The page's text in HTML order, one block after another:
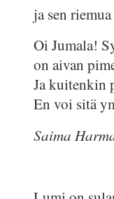
ja sen
Oi Jumala!
on aivan
Ja kuitenkin
En voi sitä
Saima